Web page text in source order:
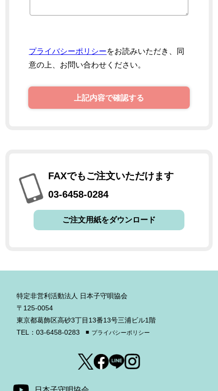
プライバシーポリシーをお読みいただき、同
意の上、お問い合わせください。
FAXでもご注文いただけます
03-6458-0284
ご注文用紙をダウンロード
特定非営利活動法人 日本子守唄協会
〒125-0054
東京都葛飾区高砂3丁目13番13号三浦ビル1階
TEL：03-6458-0283
プライバシーポリシー